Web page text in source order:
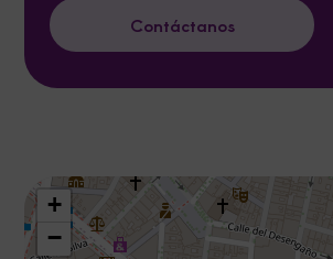
Contáctanos
+
−